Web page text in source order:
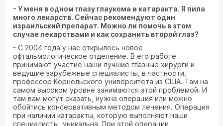
- У меня в одном глазу глаукома и катаракта. Я пила
много лекарств. Сейчас рекомендуют один
израильский препарат. Можно ли помочь в этом
случае лекарствами и как сохранить второй глаз?
- С 2004 года у нас открылось новое
офтальмологическое отделение. В его работе
принимают участие наши лучшие глазные хирурги и
ведущие зарубежные специалисты, в частности,
профессор Корнельского университета из США. Там на
самом высоком уровне занимаются этой проблемой. И
там вам могут сказать, нужна операция или можно
обойтись консервативным методом лечения. Операция
при наличии катаракты, которую выполняют наши
специалисты, уникальна. При этой операции